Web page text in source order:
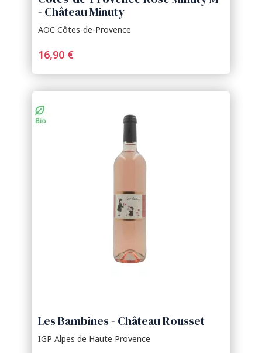
- Château Minuty
AOC Côtes-de-Provence
16,90 €
Les Bambines - Château Rousset
IGP Alpes de Haute Provence